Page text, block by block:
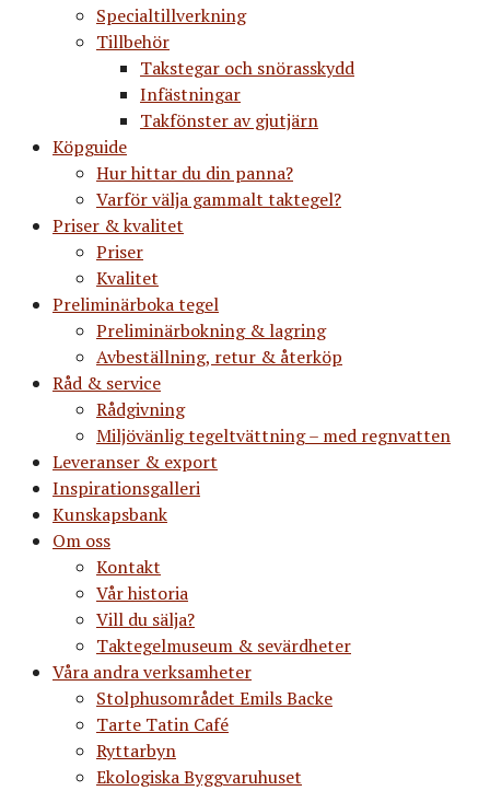
Specialtillverkning
Tillbehör
Takstegar och snörasskydd
Infästningar
Takfönster av gjutjärn
Köpguide
Hur hittar du din panna?
Varför välja gammalt taktegel?
Priser & kvalitet
Priser
Kvalitet
Preliminärboka tegel
Preliminärbokning & lagring
Avbeställning, retur & återköp
Råd & service
Rådgivning
Miljövänlig tegeltvättning – med regnvatten
Leveranser & export
Inspirationsgalleri
Kunskapsbank
Om oss
Kontakt
Vår historia
Vill du sälja?
Taktegelmuseum & sevärdheter
Våra andra verksamheter
Stolphusområdet Emils Backe
Tarte Tatin Café
Ryttarbyn
Ekologiska Byggvaruhuset